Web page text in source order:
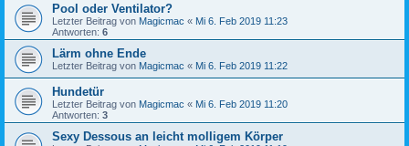
Pool oder Ventilator?
Letzter Beitrag von Magicmac « Mi 6. Feb 2019 11:23
Antworten: 6
Lärm ohne Ende
Letzter Beitrag von Magicmac « Mi 6. Feb 2019 11:22
Hundetür
Letzter Beitrag von Magicmac « Mi 6. Feb 2019 11:20
Antworten: 3
Sexy Dessous an leicht molligem Körper